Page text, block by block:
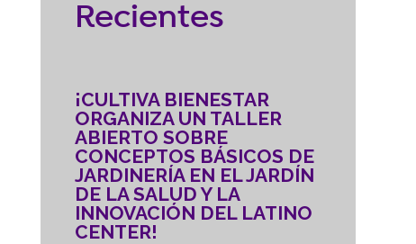
Recientes
¡CULTIVA BIENESTAR
ORGANIZA UN TALLER
ABIERTO SOBRE
CONCEPTOS BÁSICOS DE
JARDINERÍA EN EL JARDÍN
DE LA SALUD Y LA
INNOVACIÓN DEL LATINO
CENTER!